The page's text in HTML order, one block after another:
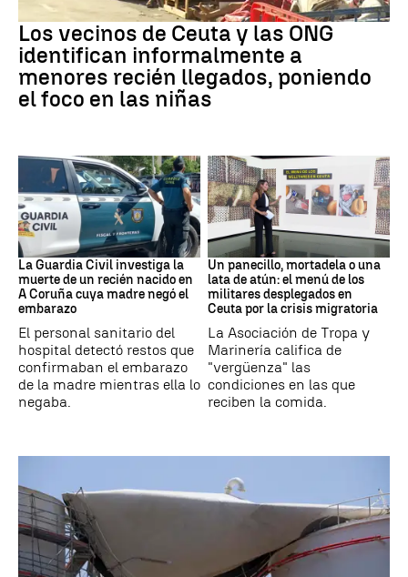
Ceuta
Los vecinos de Ceuta y las ONG
identifican informalmente a
menores recién llegados, poniendo
el foco en las niñas
Recién Nacido
La Guardia Civil investiga la
muerte de un recién nacido en
A Coruña cuya madre negó el
embarazo
El personal sanitario del
hospital detectó restos que
confirmaban el embarazo
de la madre mientras ella lo
negaba.
Militares
Un panecillo, mortadela o una
lata de atún: el menú de los
militares desplegados en
Ceuta por la crisis migratoria
La Asociación de Tropa y
Marinería califica de
"vergüenza" las
condiciones en las que
reciben la comida.